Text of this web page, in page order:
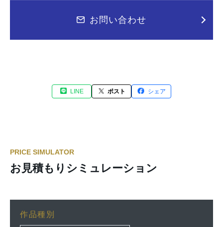
お問い合わせ
LINE ポスト シェア
PRICE SIMULATOR
お見積もりシミュレーション
作品種別